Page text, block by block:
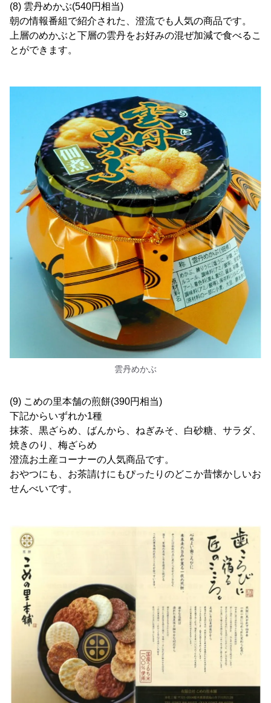
(8) 雲丹めかぶ(540円相当)
朝の情報番組で紹介された、澄流でも人気の商品です。
上層のめかぶと下層の雲丹をお好みの混ぜ加減で食べるこ
とができます。
雲丹めかぶ
(9) こめの里本舗の煎餅(390円相当)
下記からいずれか1種
抹茶、黒ざらめ、ばんから、ねぎみそ、白砂糖、サラダ、
焼きのり、梅ざらめ
澄流お土産コーナーの人気商品です。
おやつにも、お茶請けにもぴったりのどこか昔懐かしいお
せんべいです。